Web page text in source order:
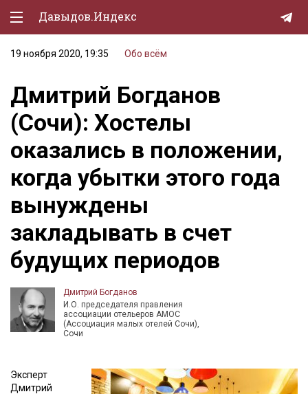
Давыдов.Индекс
Политическая жизнь
Экономика
Природа
Образование
Спорт
Культура
Lifestyle
Мурзилка
19 ноября 2020, 19:35 Обо всём
Дмитрий Богданов
(Сочи): Хостелы
оказались в положении,
когда убытки этого года
вынуждены
закладывать в счет
будущих периодов
Дмитрий Богданов
И.О. председателя правления
ассоциации отельеров АМОС
(Ассоциация малых отелей Сочи),
Сочи
Эксперт
Дмитрий